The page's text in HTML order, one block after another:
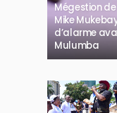
Mégestion
Mike
d’alarme
Mulumba